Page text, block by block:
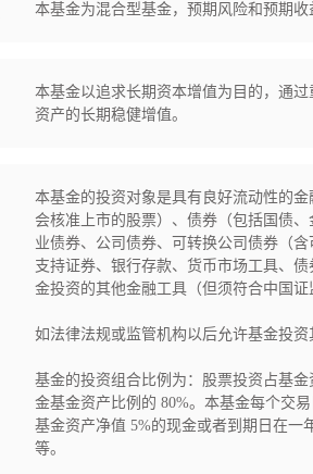
本基金为混合型基金，预期风险和预期
本基金以追求长期资本增值为目的，通
资产的长期稳健增值。
本基金的投资对象是具有良好流动性的
会核准上市的股票）、债券（包括国债
业债券、公司债券、可转换公司债券（
支持证券、银行存款、货币市场工具、
金投资的其他金融工具（但须符合中国证
如法律法规或监管机构以后允许基金投
基金的投资组合比例为：股票投资占基
金基金资产比例的 80%。本基金每个交
基金资产净值 5%的现金或者到期日在一
等。